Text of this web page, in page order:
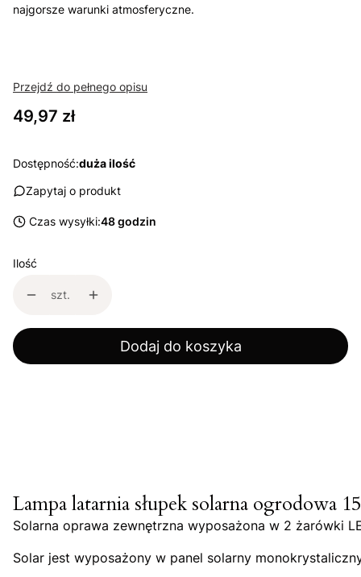
najgorsze warunki atmosferyczne.
Przejdź do pełnego opisu
Cena
49,97 zł
Dostępność:duża ilość
Zapytaj o produkt
Czas wysyłki:48 godzin
Ilość
szt.
Dodaj do koszyka
Lampa latarnia słupek solarna ogrodowa
Solarna oprawa zewnętrzna wyposażona w 2 żarówki
Solar jest wyposażony w panel solarny